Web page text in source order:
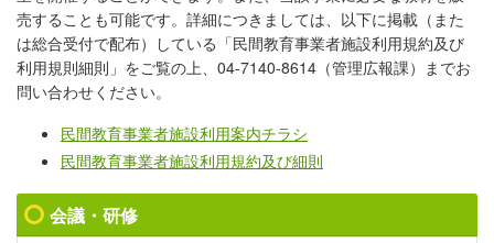
売することも可能です。詳細につきましては、以下に掲載（また
は総合受付で配布）している「民間教育事業者施設利用規約及び
利用規則細則」をご覧の上、04-7140-8614（管理広報課）までお
問い合わせください。
民間教育事業者施設利用案内チラシ
民間教育事業者施設利用規約及び細則
会議・研修